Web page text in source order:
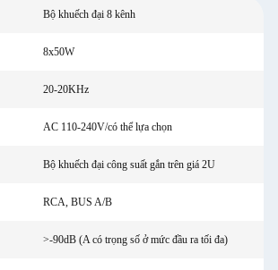
Bộ khuếch đại 8 kênh
8x50W
20-20KHz
AC 110-240V/có thể lựa chọn
Bộ khuếch đại công suất gắn trên giá 2U
RCA, BUS A/B
>-90dB (A có trọng số ở mức đầu ra tối đa)